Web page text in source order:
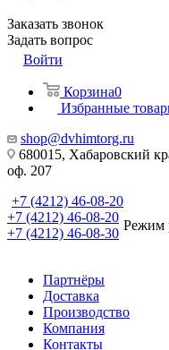
Заказать звонок
Задать вопрос
Войти
Корзина0
Избранные
shop@dvhimtorg.ru
680015, Хабаровский
оф. 207
+7 (4212) 46-08-20
+7 (4212) 46-08-20
+7 (4212) 46-08-30
Режим
Партнёры
Доставка
Производство
Компания
Контакты